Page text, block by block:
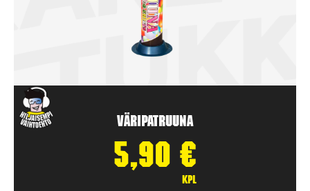
Väripatruuna
5,90 €
kpl